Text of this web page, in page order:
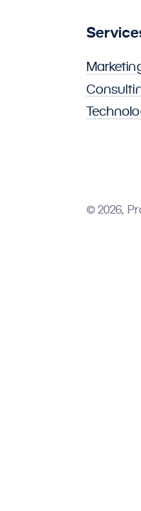
© 2026,